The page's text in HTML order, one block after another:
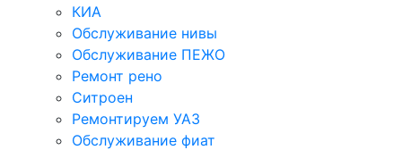
КИА
Обслуживание нивы
Обслуживание ПЕЖО
Ремонт рено
Ситроен
Ремонтируем УАЗ
Обслуживание фиат